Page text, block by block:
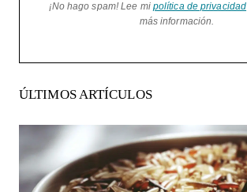
¡No hago spam! Lee mi política de privacidad
más información.
ÚLTIMOS ARTÍCULOS